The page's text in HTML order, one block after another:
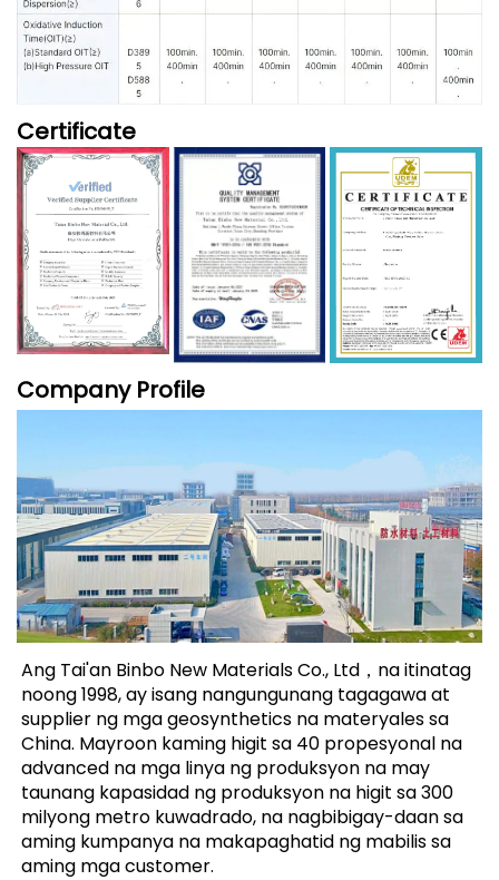
Certificate
Company Profile
Ang Tai'an Binbo New Materials Co., Ltd，na itinatag
noong 1998, ay isang nangungunang tagagawa at
supplier ng mga geosynthetics na materyales sa
China. Mayroon kaming higit sa 40 propesyonal na
advanced na mga linya ng produksyon na may
taunang kapasidad ng produksyon na higit sa 300
milyong metro kuwadrado, na nagbibigay-daan sa
aming kumpanya na makapaghatid ng mabilis sa
aming mga customer.